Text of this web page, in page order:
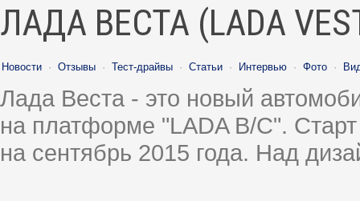
ЛАДА ВЕСТА (LADA
Новости · Отзывы · Тест-драйвы · Статьи · Интервью · Фото ·
Лада Веста - это новый
на платформе "LADA B/C".
на сентябрь 2015 года. Над